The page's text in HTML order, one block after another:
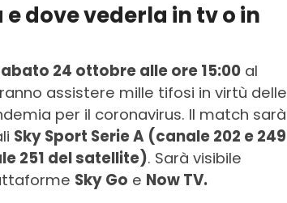
dove vederla in tv o in
24 ottobre alle ore 15:00 al
assistere mille tifosi in virtù delle
per il coronavirus. Il match sarà
Sky Sport Serie A (canale 202 e 249
251 del satellite). Sarà visibile
Sky Go e Now TV.